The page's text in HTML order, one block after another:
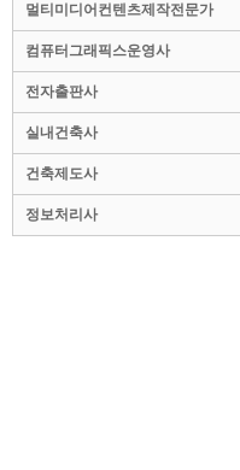
멀티미디어컨텐츠제작전문가
컴퓨터그래픽스운영사
전자출판사
실내건축사
건축제도사
정보처리사